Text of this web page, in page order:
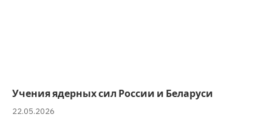
Учения ядерных сил России и Беларуси
22.05.2026